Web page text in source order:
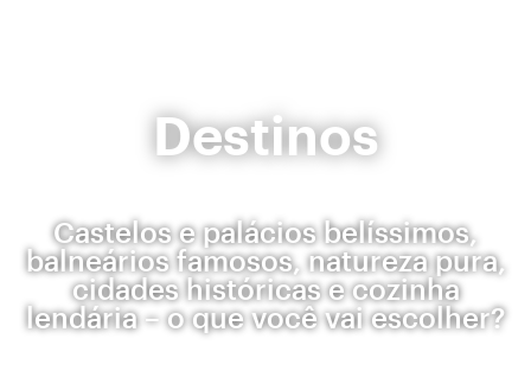
Destinos
Castelos e palácios belíssimos,
balneários famosos, natureza pura,
cidades históricas e cozinha
lendária – o que você vai escolher?